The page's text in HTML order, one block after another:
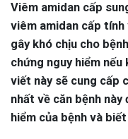
Viêm amidan cấp
viêm amidan cấp
gây khó chịu cho
chứng nguy hiểm
viết này sẽ cung cấp
nhất về căn bệnh này
hiểm của bệnh và